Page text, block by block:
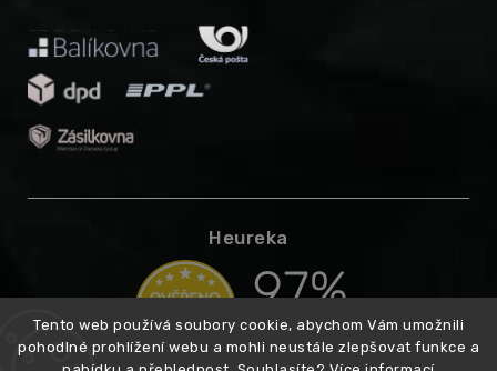
Tento web používá soubory cookie, abychom Vám umožnili
pohodlné prohlížení webu a mohli neustále zlepšovat funkce a
Heureka